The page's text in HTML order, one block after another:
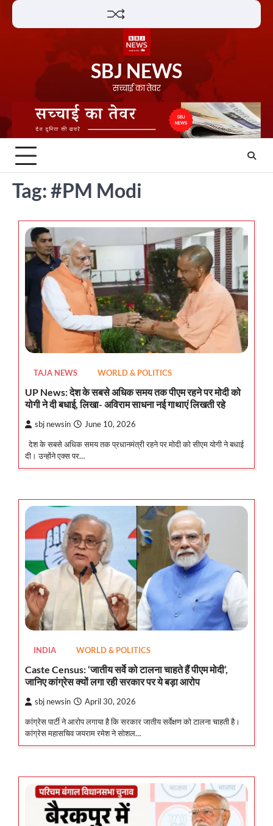
Skip
SBJ NEWS
सच्चाई का तेवर
Tag:#PM Modi
TAJA NEWS WORLD & POLITICS
UP News: देश के सबसे अधिक समय तक पीएम रहने पर मोदी को
योगी ने दी बधाई, लिखा- अविराम साधना नई गाथाएं लिखती रहे
sbj newsin June 10, 2026
देश के सबसे अधिक समय तक प्रधानमंत्री रहने पर मोदी को सीएम योगी ने बधाई
दी। उन्होंने एक्स पर…
INDIA WORLD & POLITICS
Caste Census: ‘जातीय सर्वे को टालना चाहते हैं पीएम मोदी’,
जानिए कांग्रेस क्यों लगा रही सरकार पर ये बड़ा आरोप
sbj newsin April 30, 2026
कांग्रेस पार्टी ने आरोप लगाया है कि सरकार जातीय सर्वेक्षण को टालना चाहती है।
कांग्रेस महासचिव जयराम रमेश ने सोशल…